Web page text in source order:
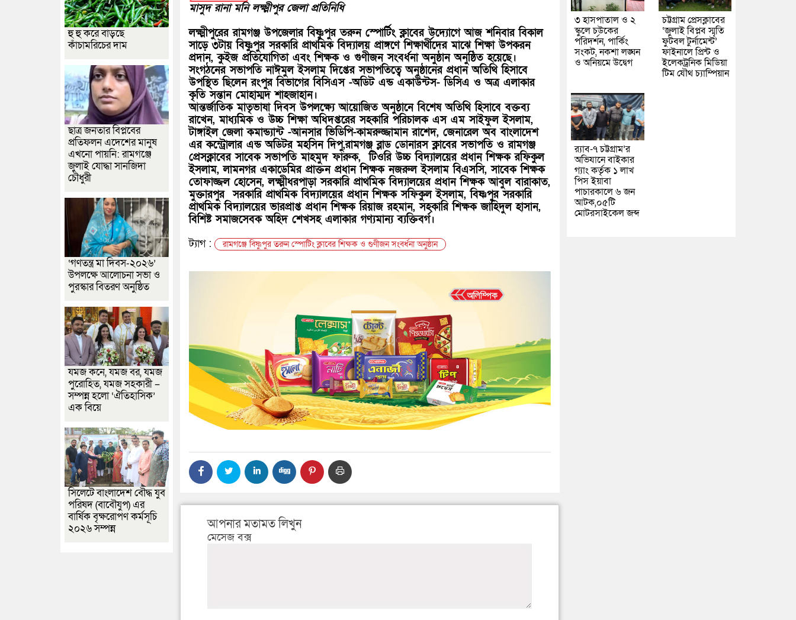
মাসুদ রানা মনি লক্ষ্মীপুর জেলা প্রতিনিধি
লক্ষ্মীপুরের রামগঞ্জ উপজেলার বিষ্ণুপুর তরুন স্পোর্টিং ক্লাবের উদ্যোগে আজ শনিবার বিকাল
সাড়ে ৩টায় বিষ্ণুপুর সরকারি প্রাথমিক বিদ্যালয় প্রাঙ্গণে শিক্ষার্থীদের মাঝে শিক্ষা উপকরন
প্রদান, কুইজ প্রতিযোগিতা এবং শিক্ষক ও গুণীজন সংবর্ধনা অনুষ্ঠান অনুষ্ঠিত হয়েছে।
সংগঠনের সভাপতি নাঈমুল ইসলাম দিপ্তের সভাপতিত্বে অনুষ্ঠানের প্রধান অতিথি হিসাবে
উপস্থিত ছিলেন রংপুর বিভাগের বিসিএস -অডিট এন্ড একাউন্টস- ডিসিএ ও অত্র এলাকার
কৃতি সন্তান মোহাম্মদ শাহজাহান।
আন্তর্জাতিক মাতৃভাষা দিবস উপলক্ষ্যে আয়োজিত অনুষ্ঠানে বিশেষ অতিথি হিসাবে বক্তব্য
রাখেন, মাধ্যমিক ও উচ্চ শিক্ষা অধিদপ্তরের সহকারি পরিচালক এস এম সাইফুল ইসলাম,
টাঙ্গাইল জেলা কমান্ড্যান্ট -আনসার ভিডিপি-কামরুজ্জামান রাশেদ, জেনারেল অব বাংলাদেশ
এর কন্ট্রোলার এন্ড অডিটর মহসিন দিপু,রামগঞ্জ ব্লাড ডোনারস ক্লাবের সভাপতি ও রামগঞ্জ
প্রেসক্লাবের সাবেক সভাপতি মাহমুদ ফারুক, টিওরি উচ্চ বিদ্যালয়ের প্রধান শিক্ষক রফিকুল
ইসলাম, লামনগর একাডেমির প্রাক্তন প্রধান শিক্ষক নজরুল ইসলাম বিএসসি, সাবেক শিক্ষক
তোফাজ্জল হোসেন, লক্ষ্মীধরপাড়া সরকারি প্রাথমিক বিদ্যালয়ের প্রধান শিক্ষক আবুল বারাকাত,
মুক্তারপুর সরকারি প্রাথমিক বিদ্যালয়ের প্রধান শিক্ষক সফিকুল ইসলাম, বিষ্ণপুর সরকারি
প্রাথমিক বিদ্যালয়ের ভারপ্রাপ্ত প্রধান শিক্ষক রিয়াজ রহমান, সহকারি শিক্ষক জাহিদুল হাসান,
বিশিষ্ট সমাজসেবক অহিদ শেখসহ এলাকার গণ্যমান্য ব্যক্তিবর্গ।
ট্যাগ :
রামগঞ্জে বিষ্ণুপুর তরুন স্পোটিং ক্লাবের শিক্ষক ও গুণীজন সংবর্ধনা অনুষ্ঠান
আপনার মতামত লিখুন
মেসেজ বক্স
হু হু করে বাড়ছে
কাঁচামরিচের দাম
ছাত্র জনতার বিপ্লবের
প্রতিফলন এদেশের মানুষ
এখনো পায়নি: রামগঞ্জে
জুলাই যোদ্ধা সানজিদা
চৌধুরী
‘গণতন্ত্র মা দিবস-২০২৬’
উপলক্ষে আলোচনা সভা ও
পুরস্কার বিতরণ অনুষ্ঠিত
যমজ কনে, যমজ বর, যমজ
পুরোহিত, যমজ সহকারী –
সম্পন্ন হলো ‘ঐতিহাসিক’
এক বিয়ে
সিলেটে বাংলাদেশ বৌদ্ধ যুব
পরিষদ (বাবৌযুপ) এর
বার্ষিক বৃক্ষরোপণ কর্মসূচি
২০২৬ সম্পন্ন
৩ হাসপাতাল ও ২
স্কুলে চউকের
পরিদর্শন, পার্কিং
সংকট, নকশা লঙ্ঘন
ও অনিয়মে উদ্বেগ
চট্টগ্রাম প্রেসক্লাবের
‘জুলাই বিপ্লব স্মৃতি
ফুটবল টুর্নামেন্ট’
ফাইনালে প্রিন্ট ও
ইলেকট্রনিক মিডিয়া
টিম যৌথ চ্যাম্পিয়ান
র‌্যাব-৭ চট্টগ্রাম’র
অভিযানে বাইকার
গ্যাং কর্তৃক ১ লাখ
পিস ইয়াবা
পাচারকালে ৬ জন
আটক,০৫টি
মোটরসাইকেল জব্দ